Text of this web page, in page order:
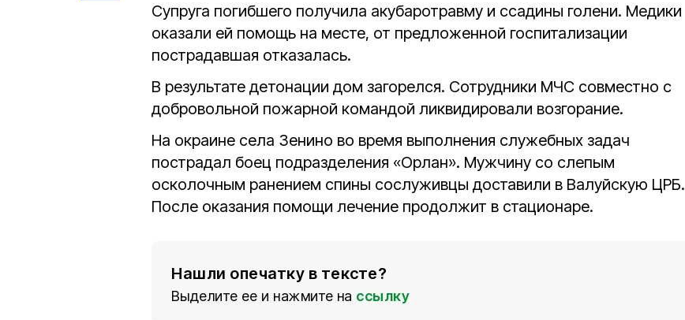
Супруга погибшего получила акубаротравму и ссадины голени. Медики
оказали ей помощь на месте, от предложенной госпитализации
пострадавшая отказалась.
В результате детонации дом загорелся. Сотрудники МЧС совместно с
добровольной пожарной командой ликвидировали возгорание. ​​​​​​​
На окраине села Зенино во время выполнения служебных задач
пострадал боец подразделения «Орлан». Мужчину со слепым
осколочным ранением спины сослуживцы доставили в Валуйскую ЦРБ.
После оказания помощи лечение продолжит в стационаре.
Нашли опечатку в тексте?
Выделите ее и нажмите на ссылку